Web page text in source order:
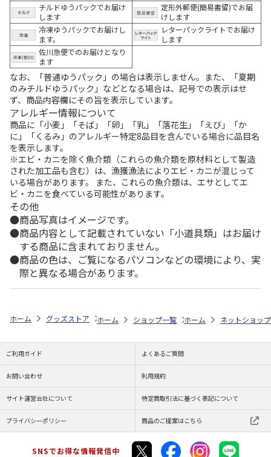
チルドゆうパックでお届け
します
定形外郵便(簡易書留)でお届
けします
冷凍ゆうパックでお届けし
ます。
レターパックライトでお届け
します
佐川急便でのお届けとなり
ます
なお、「普通ゆうパック」の場合は表示しません。また、「夏期
のみチルドゆうパック」などとなる場合は、記号での表示はせ
ず、商品内容欄にその旨を表示しています。
アレルギー情報について
商品に「小麦」「そば」「卵」「乳」「落花生」「えび」「か
に」「くるみ」のアレルギー特定8品目を含んでいる場合に品目名
を表示します。
※エビ・カニを除く魚介類（これらの魚介類を原材料として製造
された加工品も含む）は、漁獲漁法によりエビ・カニが混じって
いる場合があります。 また、これらの魚介類は、エサとしてエ
ビ・カニを食べている可能性があります。
その他
商品写真はイメージです。
商品内容として記載されていない「小道具類」はお届け
する商品に含まれておりません。
商品の色は、ご覧になるパソコンなどの環境により、実
際と異なる場合があります。
ホーム グッズストア スポーツ・スポーツ選手 NPB（日本野球機構）
ホーム ショップ一覧 レッツ 26SNOOPY
ホーム ネットショップ
ご利用ガイド よくあるご質問
お問い合わせ 利用規約
サイト運営会社について 特定商取引法に基づく表記について
プライバシーポリシー 商品のご提案はこちら
SNSでお得な情報発信中